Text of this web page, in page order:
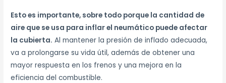
Esto es importante, sobre todo porque la cantidad de
aire que se usa para inflar el neumático puede afectar
la cubierta. Al mantener la presión de inflado adecuada,
va a prolongarse su vida útil, además de obtener una
mayor respuesta en los frenos y una mejora en la
eficiencia del combustible.